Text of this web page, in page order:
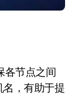
各节点之间
名，有助于提